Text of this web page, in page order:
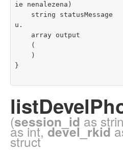
ie nenalezena)
u.
}
(session_id as
as int,devel_rkid
struct